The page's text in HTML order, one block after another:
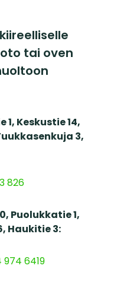
tai oven
Keskustie 14,
3,
826
Puolukkatie 1,
Haukitie 3:
6419